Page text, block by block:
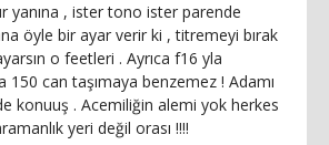
yanına , ister tono ister parende
öyle bir ayar verir ki , titremeyi bırak
o feetleri . Ayrıca f16 yla
150 can taşımaya benzemez ! Adamı
konuuş . Acemiliğin alemi yok herkes
yeri değil orası !!!!